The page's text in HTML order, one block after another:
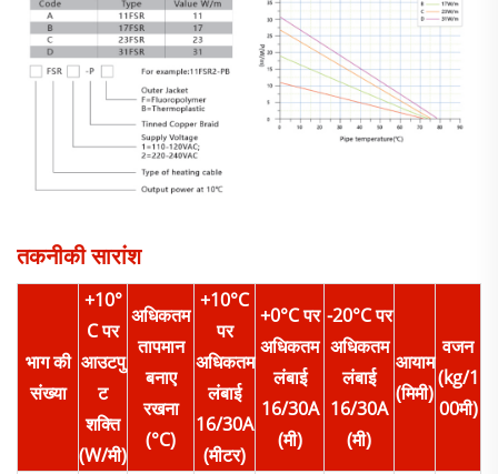
तकनीकी सारांश
भाग की
संख्या
+10°
C पर
आउटपु
ट
शक्ति
(W/मी)
अधिकतम
तापमान
बनाए
रखना
(°C)
+10°C
पर
अधिकतम
लंबाई
16/30A
(मीटर)
+0°C पर
अधिकतम
लंबाई
16/30A
(मी)
-20°C पर
अधिकतम
लंबाई
16/30A
(मी)
आयाम
(मिमी)
वजन
(kg/1
00मी)